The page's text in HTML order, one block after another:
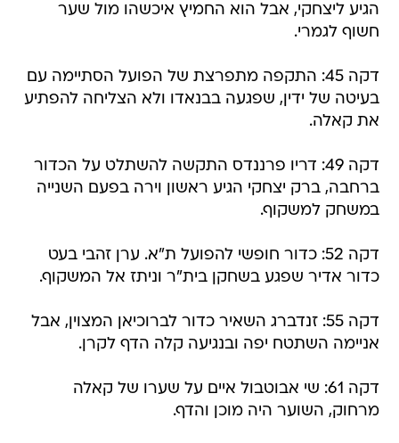
הגיע ליצחקי, אבל הוא החמיץ איכשהו מול שער
חשוף לגמרי.
דקה 45: התקפה מתפרצת של הפועל הסתיימה עם
בעיטה של ידין, שפגעה בבנאדו ולא הצליחה להפתיע
את קאלה.
דקה 49: דריו פרננדס התקשה להשתלט על הכדור
ברחבה, ברק יצחקי הגיע ראשון וירה בפעם השנייה
במשחק למשקוף.
דקה 52: כדור חופשי להפועל ת"א. ערן זהבי בעט
כדור אדיר שפגע בשחקן בית"ר וניתז אל המשקוף.
דקה 55: זנדברג השאיר כדור לברוכיאן המצוין, אבל
אניימה השתטח יפה ובנגיעה קלה הדף לקרן.
דקה 61: שי אבוטבול איים על שערו של קאלה
מרחוק, השוער היה מוכן והדף.